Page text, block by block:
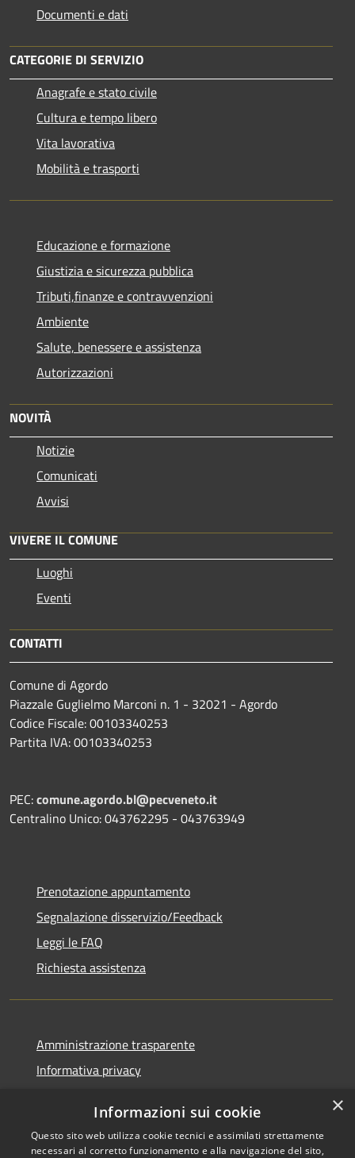
Documenti e dati
CATEGORIE DI SERVIZIO
Anagrafe e stato civile
Cultura e tempo libero
Vita lavorativa
Mobilità e trasporti
Educazione e formazione
Giustizia e sicurezza pubblica
Tributi,finanze e contravvenzioni
Ambiente
Salute, benessere e assistenza
Autorizzazioni
NOVITÀ
Notizie
Comunicati
Avvisi
VIVERE IL COMUNE
Luoghi
Eventi
CONTATTI
Comune di Agordo
Piazzale Guglielmo Marconi n. 1 - 32021 - Agordo
Codice Fiscale: 00103340253
Partita IVA: 00103340253
PEC:comune.agordo.bl@pecveneto.it
Centralino Unico: 043762295 - 043763949
Prenotazione appuntamento
Segnalazione disservizio/Feedback
Leggi le FAQ
Richiesta assistenza
Amministrazione trasparente
Informativa privacy
Dichiarazione di accessibilità
×
Informazioni sui cookie
Questo sito web utilizza cookie tecnici e assimilati strettamente
necessari al corretto funzionamento e alla navigazione del sito,